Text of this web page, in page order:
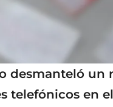
desmanteló un
telefónicos en